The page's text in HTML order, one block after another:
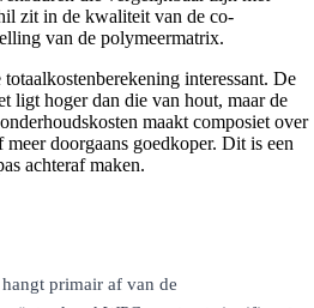
zit in de kwaliteit van de co-
van de polymeermatrix.
interessant. De
ligt hoger dan die van hout, maar de
maakt composiet over
doorgaans goedkoper. Dit is een
achteraf maken.
primair af van de